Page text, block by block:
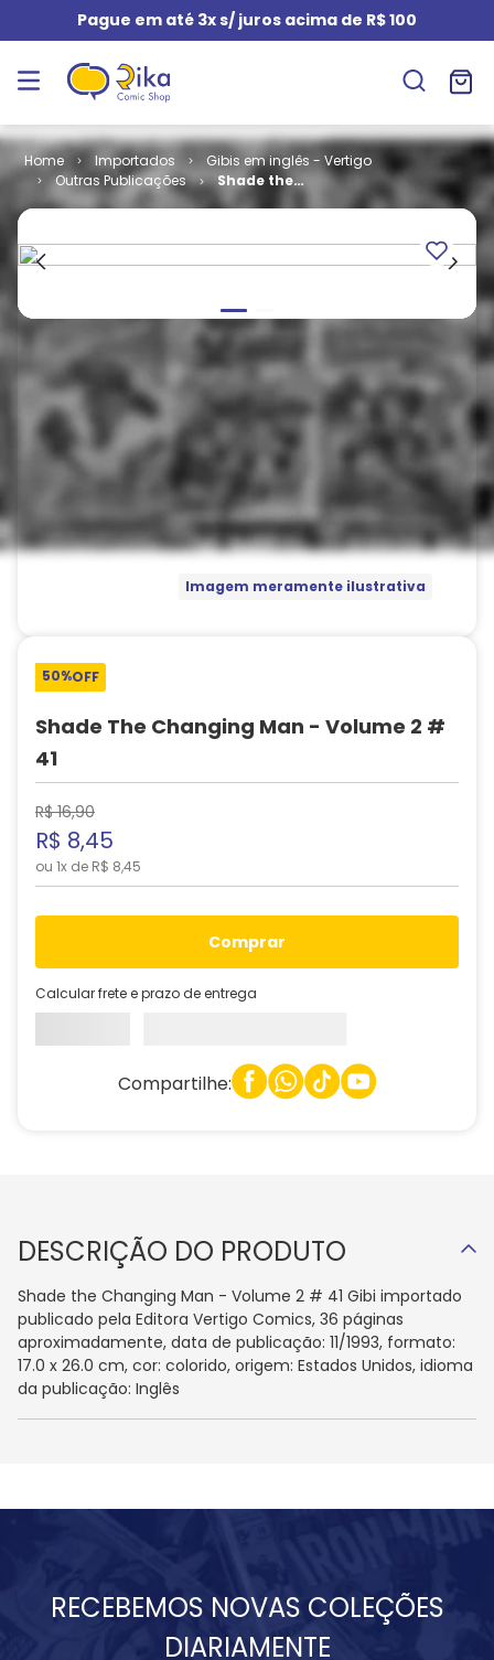
Pague em até 3x s/ juros acima de R$ 100
Importados
Gibis em inglês - Vertigo
Outras Publicações
Shade the
Changing
2 # 41
Imagem meramente ilustrativa
50%OFF
Shade The Changing Man - Volume 2 #
41
R$ 16,90
R$ 8,45
ou 1x de R$ 8,45
comprar
Calcular frete e prazo de entrega
Compartilhe:
DESCRIÇÃO DO PRODUTO
Shade the Changing Man - Volume 2 # 41 Gibi importado
publicado pela Editora Vertigo Comics, 36 páginas
aproximadamente, data de publicação: 11/1993, formato:
17.0 x 26.0 cm, cor: colorido, origem: Estados Unidos, idioma
da publicação: Inglês
RECEBEMOS NOVAS COLEÇÕES
DIARIAMENTE